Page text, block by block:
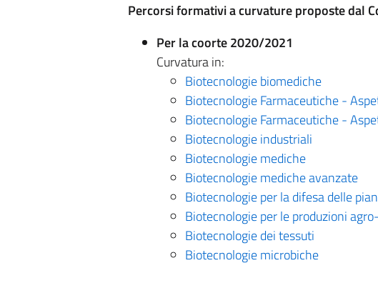
Percorsi formativi a curvature proposte dal
Per la coorte 2020/2021
Curvatura in:
Biotecnologie biomediche
Biotecnologie Farmaceutiche -
Biotecnologie Farmaceutiche -
Biotecnologie industriali
Biotecnologie mediche
Biotecnologie mediche avanzate
Biotecnologie per la difesa delle
Biotecnologie per le produzioni
Biotecnologie dei tessuti
Biotecnologie microbiche